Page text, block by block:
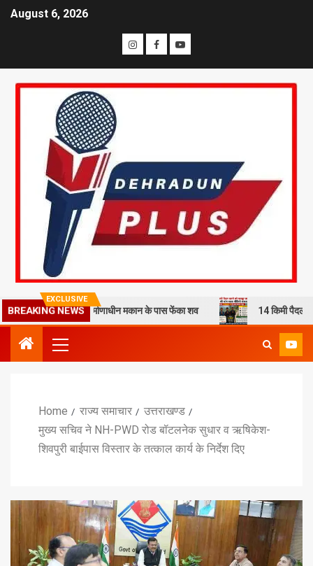
August 6, 2026
EXCLUSIVE
BREAKING NEWS
हत्या कर निर्माणाधीन मकान के पास फेंका शव 14 किमी पैदल चलने को
Home राज्य समाचार
उत्तराखण्ड
मुख्य सचिव ने NH-PWD रोड बॉटलनेक सुधार व ऋषिकेश-
शिवपुरी बाईपास विस्तार के तत्काल कार्य के निर्देश दिए